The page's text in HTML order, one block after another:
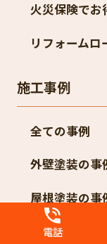
火災保険でお
リフォームロ
施工事例
全ての事例
外壁塗装の事
屋根塗装の事
防水工事の事例
電話